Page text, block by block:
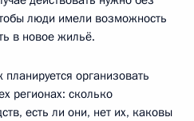
люди имели возможность
в новое жильё.
организовать
регионах: сколько
есть ли они, нет их, каковы